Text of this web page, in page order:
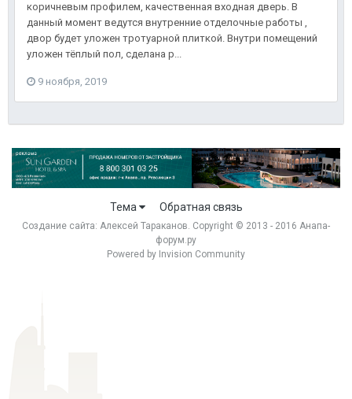
коричневым профилем, качественная входная дверь. В
данный момент ведутся внутренние отделочные работы ,
двор будет уложен тротуарной плиткой. Внутри помещений
уложен тёплый пол, сделана р...
9 ноября, 2019
Тема Обратная связь
Создание сайта: Алексей Тараканов. Copyright © 2013 - 2016 Анапа-
форум.ру
Powered by Invision Community